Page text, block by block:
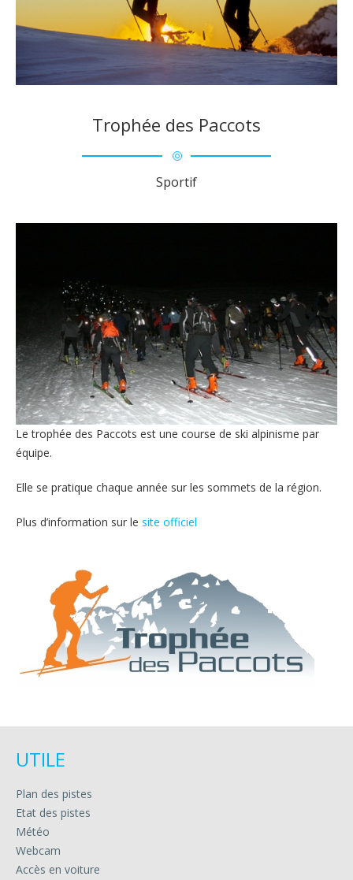
Trophée des Paccots
Sportif
Le trophée des Paccots est une course de ski alpinisme par
équipe.
Elle se pratique chaque année sur les sommets de la région.
Plus d’information sur le site officiel
UTILE
Plan des pistes
Etat des pistes
Météo
Webcam
Accès en voiture